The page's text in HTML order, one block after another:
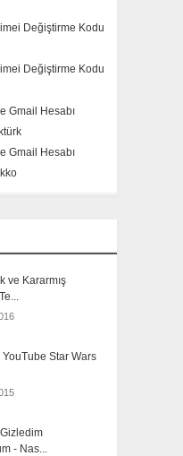
Değiştirme Kodu
Değiştirme Kodu
Gmail Hesabı
Gmail Hesabı
ve Kararmış
Star Wars
- Nas...